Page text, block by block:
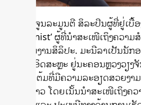
ມະນີລາ ຈູນລະມູນຕີ ສິລະປິນຜູ້ທີ່ຢູ່ເບື້ອ
Vientianist’ ຜູ້ທີ່ນໍາສະເໜີເຖິງຄວາ
ລາວຜ່ານງານສິລິປະ. ມະນີລາເປັນນັ
ແຕ້ມຮູບອິດສະຫຼະ ຢູ່ນະຄອນຫຼວງວຽງ
ງານຮູບແຕ້ມທີ່ມີຄວາມລະອຽດສວຍງ
ພາເຂົ້າລາວ ໂດຍເນັ້ນນໍາສະເໜີເຖິງຄ